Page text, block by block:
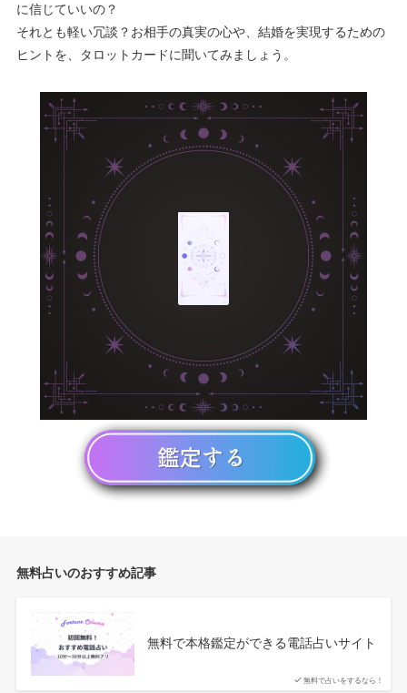
に信じていいの？
それとも軽い冗談？お相手の真実の心や、結婚を実現するための
ヒントを、タロットカードに聞いてみましょう。
無料占いのおすすめ記事
無料で占いをするなら！
無料で本格鑑定ができる電話占いサイト